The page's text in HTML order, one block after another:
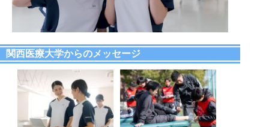
関西医療大学からのメッセージ